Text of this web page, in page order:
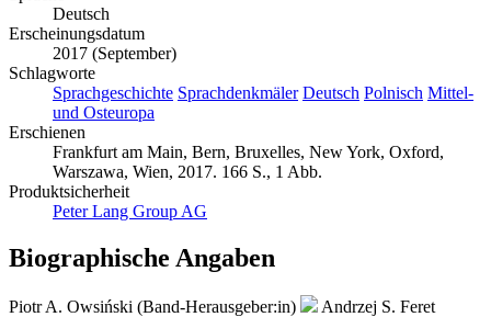
Deutsch
Erscheinungsdatum
2017 (September)
Schlagworte
Sprachgeschichte Sprachdenkmäler Deutsch Polnisch Mittel-
und Osteuropa
Erschienen
Frankfurt am Main, Bern, Bruxelles, New York, Oxford,
Warszawa, Wien, 2017. 166 S., 1 Abb.
Produktsicherheit
Peter Lang Group AG
Biographische Angaben
Piotr A. Owsiński (Band-Herausgeber:in)
Andrzej S. Feret